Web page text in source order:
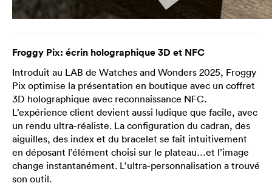
Froggy Pix: écrin holographique 3D et NFC
Introduit au LAB de Watches and Wonders 2025, Froggy
Pix optimise la présentation en boutique avec un coffret
3D holographique avec reconnaissance NFC.
L’expérience client devient aussi ludique que facile, avec
un rendu ultra-réaliste. La configuration du cadran, des
aiguilles, des index et du bracelet se fait intuitivement
en déposant l’élément choisi sur le plateau…et l’image
change instantanément. L’ultra-personnalisation a trouvé
son outil.